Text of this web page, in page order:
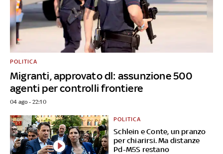
Migranti, approvato dl: assunzione 500
agenti per controlli frontiere
POLITICA
04 ago - 22:10
Schlein e Conte, un pranzo
per chiarirsi. Ma distanze
Pd-M5S restano
POLITICA